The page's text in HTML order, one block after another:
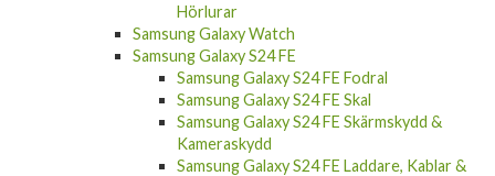
Hörlurar
Samsung Galaxy Watch
Samsung Galaxy S24 FE
Samsung Galaxy S24 FE Fodral
Samsung Galaxy S24 FE Skal
Samsung Galaxy S24 FE Skärmskydd &
Kameraskydd
Samsung Galaxy S24 FE Laddare, Kablar &